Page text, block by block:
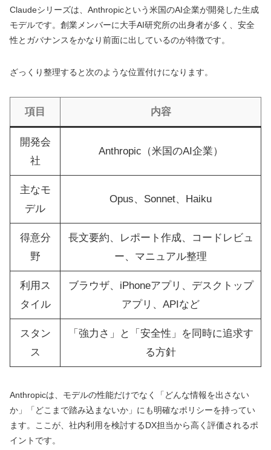
Claudeシリーズは、Anthropicという米国のAI企業が開発した生成
モデルです。創業メンバーに大手AI研究所の出身者が多く、安全
性とガバナンスをかなり前面に出しているのが特徴です。
ざっくり整理すると次のような位置付けになります。
項目 内容
開発会
社
Anthropic（米国のAI企業）
主なモ
デル
Opus、Sonnet、Haiku
得意分
野
長文要約、レポート作成、コードレビュ
ー、マニュアル整理
利用ス
タイル
ブラウザ、iPhoneアプリ、デスクトップ
アプリ、APIなど
スタン
ス
「強力さ」と「安全性」を同時に追求す
る方針
Anthropicは、モデルの性能だけでなく「どんな情報を出さない
か」「どこまで踏み込まないか」にも明確なポリシーを持ってい
ます。ここが、社内利用を検討するDX担当から高く評価されるポ
イントです。